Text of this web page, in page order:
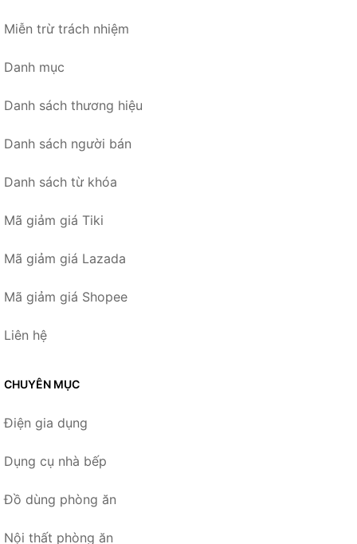
Miễn trừ trách nhiệm
Danh mục
Danh sách thương hiệu
Danh sách người bán
Danh sách từ khóa
Mã giảm giá Tiki
Mã giảm giá Lazada
Mã giảm giá Shopee
Liên hệ
CHUYÊN MỤC
Điện gia dụng
Dụng cụ nhà bếp
Đồ dùng phòng ăn
Nội thất phòng ăn